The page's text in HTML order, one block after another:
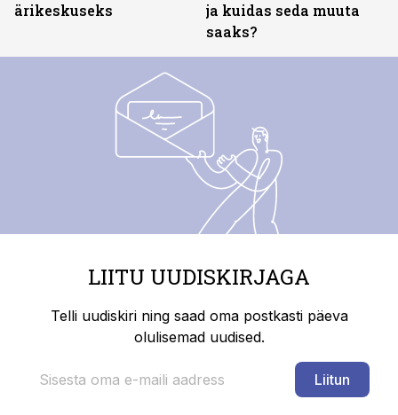
ärikeskuseks
ja kuidas seda muuta
saaks?
LIITU UUDISKIRJAGA
Telli uudiskiri ning saad oma postkasti päeva
olulisemad uudised.
Liitun